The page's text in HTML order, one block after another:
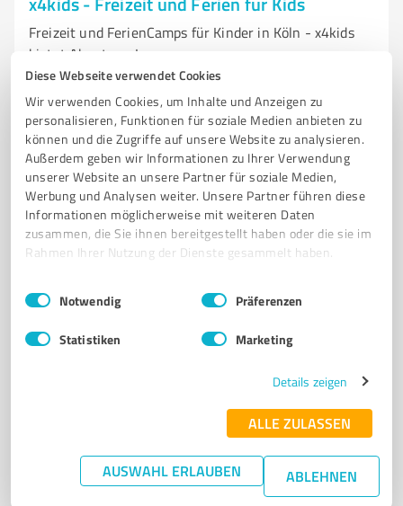
Diese Webseite verwendet Cookies
Wir verwenden Cookies, um Inhalte und Anzeigen zu
personalisieren, Funktionen für soziale Medien anbieten zu
können und die Zugriffe auf unsere Website zu analysieren.
Außerdem geben wir Informationen zu Ihrer Verwendung
unserer Website an unsere Partner für soziale Medien,
Werbung und Analysen weiter. Unsere Partner führen diese
Informationen möglicherweise mit weiteren Daten
zusammen, die Sie ihnen bereitgestellt haben oder die sie im
Rahmen Ihrer Nutzung der Dienste gesammelt haben.
Impressum Datenschutzbestimmungen
Einwilligungsauswahl
Notwendig Präferenzen
Statistiken Marketing
Details zeigen
ALLE ZULASSEN
AUSWAHL ERLAUBEN ABLEHNEN
Freizeit und FerienCamps für Kinder in Köln - x4kids
bietet Abenteuer!
GANZHEITLICHE ENTWICKLUNG
YOGA HANDWERK KINDERGEBURTSTAGE VERTRAUEN
INDIVIDUELLE FÖRDERUNG
Gut Clarenhof 1, 50226 Frechen
info@x4kids.club x4kids.club/
47Bewertungen (1 Quelle)
Hotel Haus Barion - Ihr modernes Hotel in Erftstadt
für Geschäftsreisende und Ur